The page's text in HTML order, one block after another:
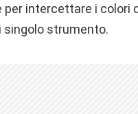
per intercettare i colori
singolo strumento.